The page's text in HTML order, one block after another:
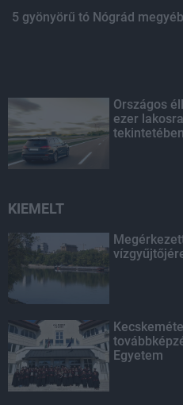
5 gyönyörű tó Nógrád
Országos
ezer
tekintetében
KIEMELT
Egyetem